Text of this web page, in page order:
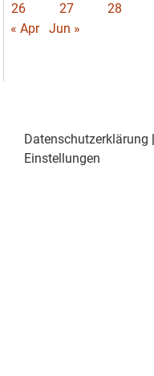
26
27 28
« Apr
Jun »
Datenschutzerklärung
Einstellungen